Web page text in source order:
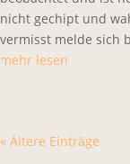
nicht gechipt und
vermisst melde sich
mehr lesen
« Ältere Einträge